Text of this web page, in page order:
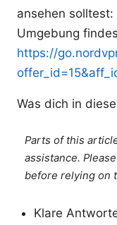
ansehen
Umgebung
https://
Was dich in
Parts of this
assistance.
before relying on
Klare